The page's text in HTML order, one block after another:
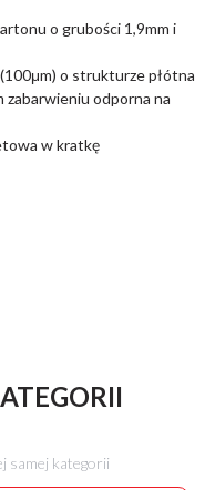
o grubości 1,9mm i
o strukturze płótna
odporna na
w kratkę
samej kategorii